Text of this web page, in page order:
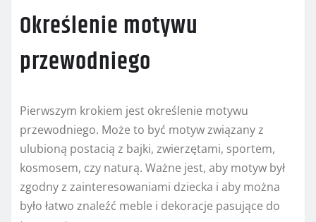
Określenie motywu
przewodniego
Pierwszym krokiem jest określenie motywu
przewodniego. Może to być motyw związany z
ulubioną postacią z bajki, zwierzętami, sportem,
kosmosem, czy naturą. Ważne jest, aby motyw był
zgodny z zainteresowaniami dziecka i aby można
było łatwo znaleźć meble i dekoracje pasujące do